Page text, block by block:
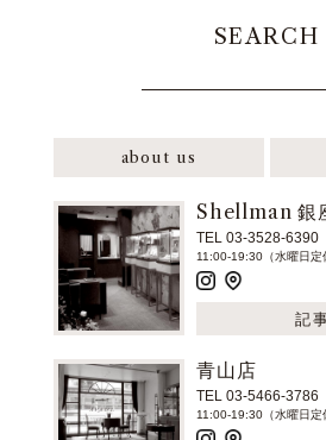
SEARCH
about us
Shellman 銀
TEL 03-3528-6390
11:00-19:30（水曜日定
記
青山店
TEL 03-5466-3786
11:00-19:30（水曜日定